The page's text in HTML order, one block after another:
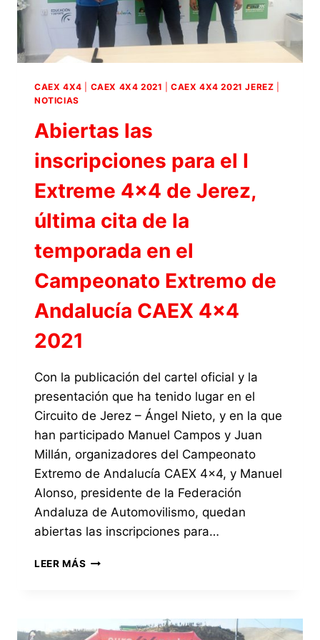
I
EXTREME
4×4
JEREZ
CAEX 4X4 CAEX 4X4 2021 |CAEX 4X4 2021 JEREZ
NOTICIAS
Abiertas las
inscripciones para el I
Extreme 4×4 de Jerez,
última cita de la
temporada en el
Campeonato Extremo de
Andalucía CAEX 4×4
2021
Con la publicación del cartel oficial y la
presentación que ha tenido lugar en el
Circuito de Jerez – Ángel Nieto, y en la que
han participado Manuel Campos y Juan
Millán, organizadores del Campeonato
Extremo de Andalucía CAEX 4×4, y Manuel
Alonso, presidente de la Federación
Andaluza de Automovilismo, quedan
abiertas las inscripciones para…
LEER MÁS ABIERTAS
I